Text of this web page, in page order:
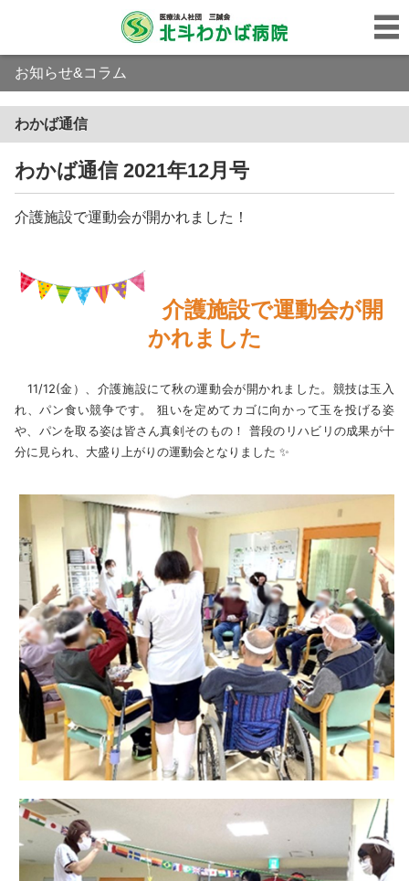
お知らせ&コラム
わかば通信
わかば通信 2021年12月号
介護施設で運動会が開かれました！
介護施設で運動会が開
かれました
11/12(金）、介護施設にて秋の運動会が開かれました。競技は玉入
れ、パン食い競争です。 狙いを定めてカゴに向かって玉を投げる姿
や、パンを取る姿は皆さん真剣そのもの！ 普段のリハビリの成果が十
分に見られ、大盛り上がりの運動会となりました ✨